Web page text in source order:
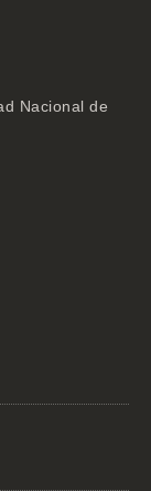
Nacional de